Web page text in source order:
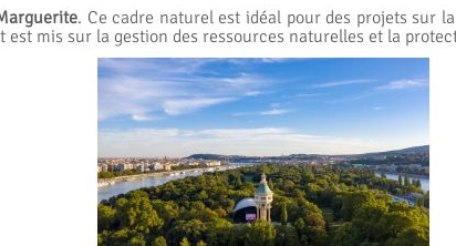
. Ce cadre naturel est idéal pour des projets sur
est mis sur la gestion des ressources naturelles et la